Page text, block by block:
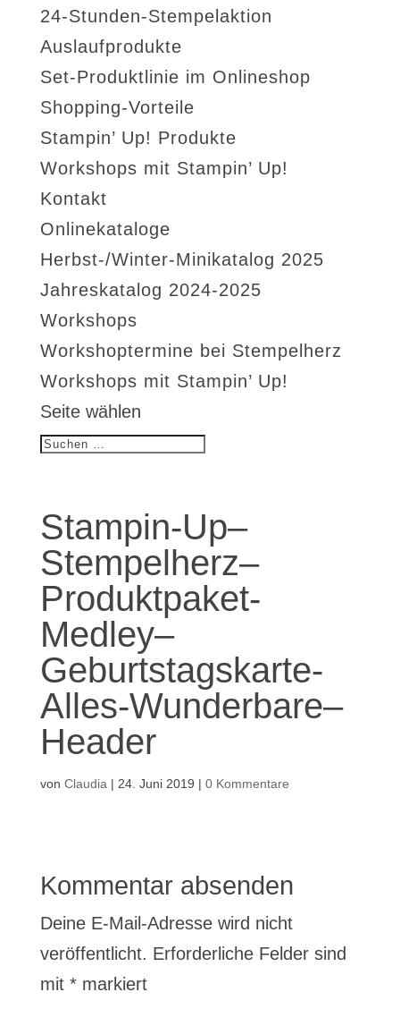
24-Stunden-Stempelaktion
Auslaufprodukte
Set-Produktlinie im Onlineshop
Shopping-Vorteile
Stampin’ Up! Produkte
Workshops mit Stampin’ Up!
Kontakt
Onlinekataloge
Herbst-/Winter-Minikatalog 2025
Jahreskatalog 2024-2025
Workshops
Workshoptermine bei Stempelherz
Workshops mit Stampin’ Up!
Seite wählen
Stampin-Up–
Stempelherz–
Produktpaket-
Medley–
Geburtstagskarte-
Alles-Wunderbare–
Header
von Claudia | 24. Juni 2019 | 0 Kommentare
Kommentar absenden
Deine E-Mail-Adresse wird nicht
veröffentlicht. Erforderliche Felder sind
mit *markiert